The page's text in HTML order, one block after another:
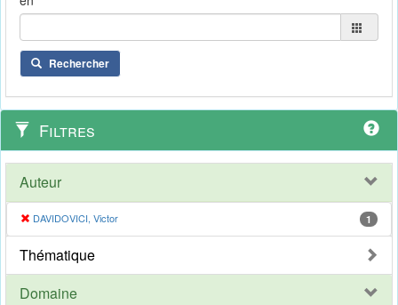
Rechercher
Filtres
Auteur
DAVIDOVICI, Victor 1
Thématique
Domaine